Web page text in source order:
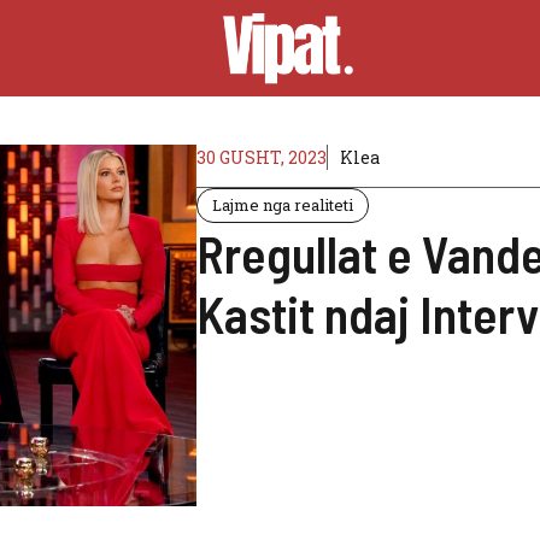
30 GUSHT, 2023 Klea
Lajme nga realiteti
Rregullat e
Kastit ndaj